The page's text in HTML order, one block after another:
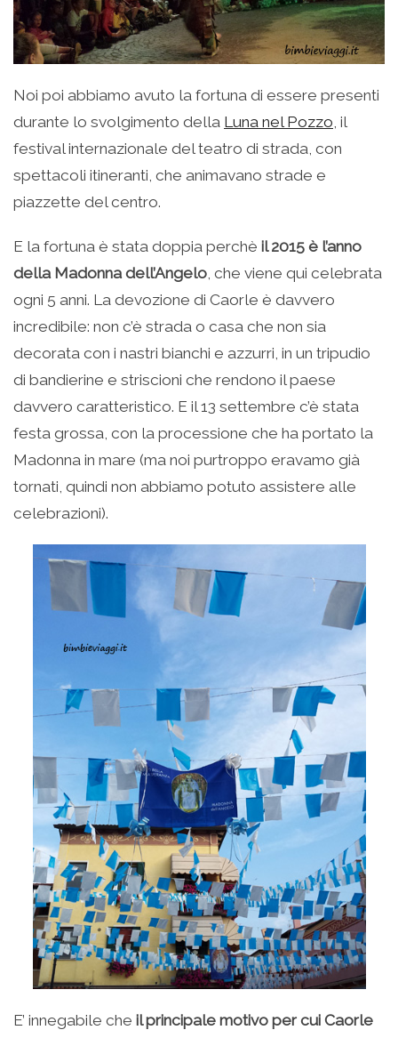
Noi poi abbiamo avuto la fortuna di essere presenti
durante lo svolgimento della Luna nel Pozzo, il
festival internazionale del teatro di strada, con
spettacoli itineranti, che animavano strade e
piazzette del centro.
E la fortuna è stata doppia perchè il 2015 è l’anno
della Madonna dell’Angelo, che viene qui celebrata
ogni 5 anni. La devozione di Caorle è davvero
incredibile: non c’è strada o casa che non sia
decorata con i nastri bianchi e azzurri, in un tripudio
di bandierine e striscioni che rendono il paese
davvero caratteristico. E il 13 settembre c’è stata
festa grossa, con la processione che ha portato la
Madonna in mare (ma noi purtroppo eravamo già
tornati, quindi non abbiamo potuto assistere alle
celebrazioni).
E’ innegabile che il principale motivo per cui Caorle